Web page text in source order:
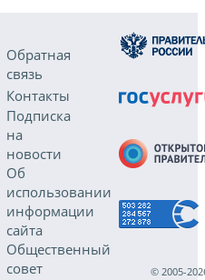
Обратная
связь
Контакты
Подписка
на
новости
Об
использовании
информации
сайта
Общественный
совет
© 2005-